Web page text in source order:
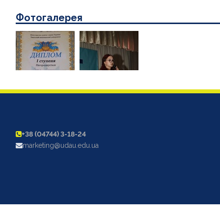
Фотогалерея
+38 (04744) 3-18-24
marketing@udau.edu.ua